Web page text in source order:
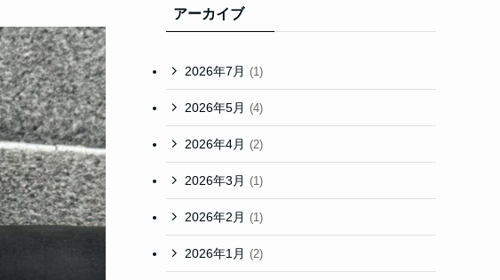
アーカイブ
2026年7月 (1)
2026年5月 (4)
2026年4月 (2)
2026年3月 (1)
2026年2月 (1)
2026年1月 (2)